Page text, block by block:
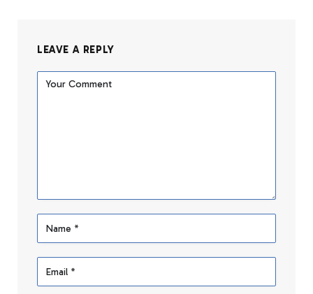
LEAVE A REPLY